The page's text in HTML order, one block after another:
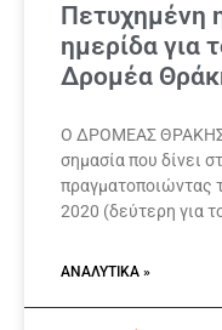
Πετυχημένη
ημερίδα για
Δρομέα
Ο ΔΡΟΜΕΑΣ ΘΡΑΚΗΣ,
σημασία που δίνει
πραγματοποιώντας
2020 (δεύτερη για
ΑΝΑΛΥΤΙΚΆ »